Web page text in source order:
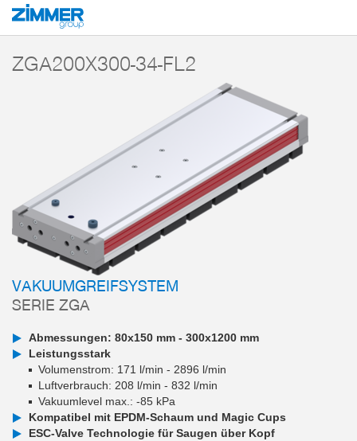
Start Produkte
ZGA200X300-34-FL2
VAKUUMGREIFSYSTEM
SERIE ZGA
Abmessungen: 80x150 mm - 300x1200 mm
Leistungsstark
Volumenstrom: 171 l/min - 2896 l/min
Luftverbrauch: 208 l/min - 832 l/min
Vakuumlevel max.: -85 kPa
Kompatibel mit EPDM-Schaum und Magic Cups
ESC-Valve Technologie für Saugen über Kopf